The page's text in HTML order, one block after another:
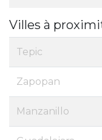
Villes à
Tepic
Zapopan
Manzanillo